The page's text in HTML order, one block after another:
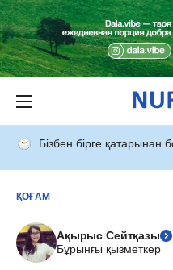
Бізбен бірге қатарынан
ҚОҒАМ
Ақырыс Сейтқазы
Бұрынғы қызметкер